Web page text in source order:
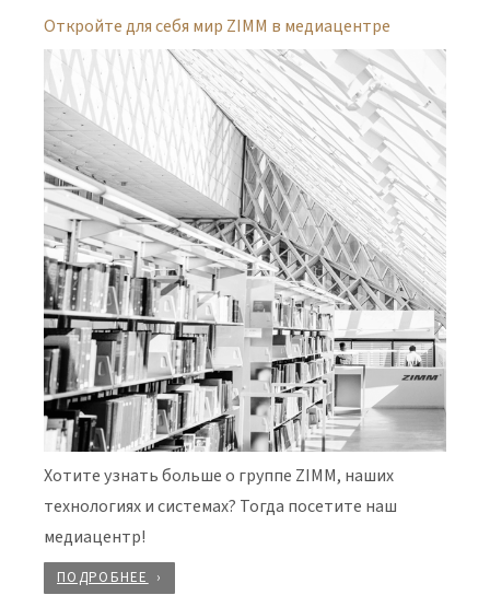
Откройте для себя мир ZIMM в медиацентре
Хотите узнать больше о группе ZIMM, наших
технологиях и системах? Тогда посетите наш
медиацентр!
ПОДРОБНЕЕ